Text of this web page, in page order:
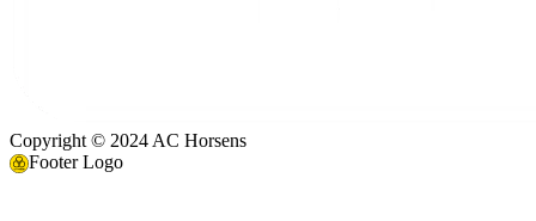
Copyright © 2024 AC Horsens
Footer Logo